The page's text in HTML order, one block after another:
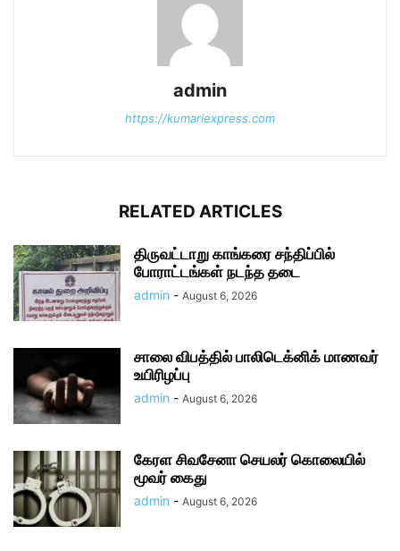
admin
https://kumariexpress.com
RELATED ARTICLES
திருவட்டாறு காங்கரை சந்திப்பில்
போராட்டங்கள் நடந்த தடை
admin - August 6, 2026
சாலை விபத்தில் பாலிடெக்னிக் மாணவர்
உயிரிழப்பு
admin - August 6, 2026
கேரள சிவசேனா செயலர் கொலையில்
மூவர் கைது
admin - August 6, 2026